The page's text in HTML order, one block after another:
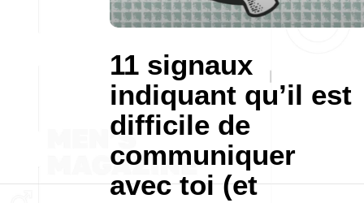
11 signaux
indiquant qu’il est
difficile de
communiquer
avec toi (et